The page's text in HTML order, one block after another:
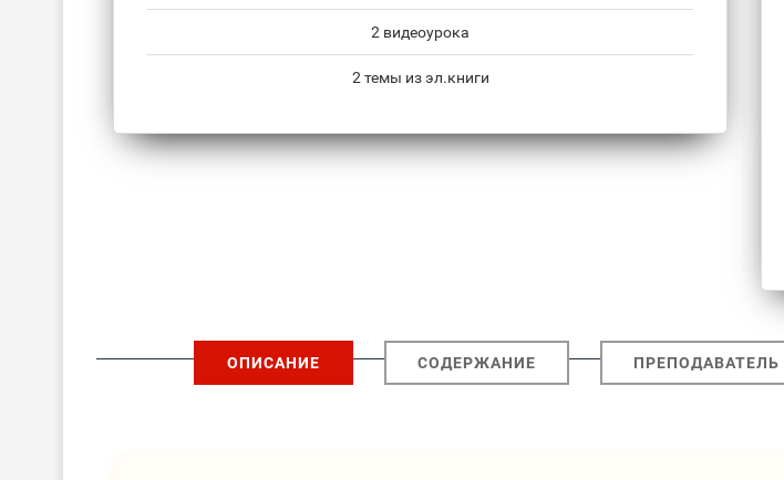
2 видеоурока
2 темы из эл.книги
ОПИСАНИЕ СОДЕРЖАНИЕ ПРЕПОДАВАТЕЛЬ